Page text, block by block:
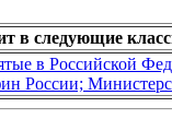
в следующие
в Российской
России;